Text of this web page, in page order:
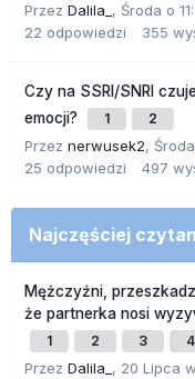
Przez Dalila_ , Środa o
22 odpowiedzi 355
Czy na SSRI/SNRI
emocji?
1 2
Przez nerwusek2,
25 odpowiedzi 497
Najczęściej
Mężczyźni,
że partnerka nosi
1 2 3 4
Przez Dalila_ , 20 Lipca w